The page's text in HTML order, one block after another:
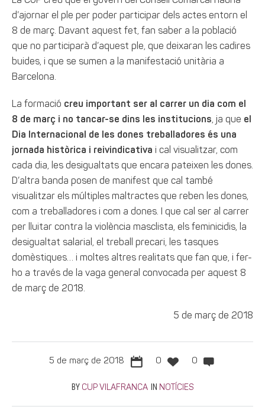
d’ajornar el ple per poder participar dels actes entorn el
8 de març. Davant aquest fet, fan saber a la població
que no participarà d’aquest ple, que deixaran les cadires
buides, i que se sumen a la manifestació unitària a
Barcelona.
La formació creu important ser al carrer un dia com el
8 de març i no tancar-se dins les institucions, ja que el
Dia Internacional de les dones treballadores és una
jornada històrica i reivindicativa i cal visualitzar, com
cada dia, les desigualtats que encara pateixen les dones.
D’altra banda posen de manifest que cal també
visualitzar els múltiples maltractes que reben les dones,
com a treballadores i com a dones. I que cal ser al carrer
per lluitar contra la violència masclista, els feminicidis, la
desigualtat salarial, el treball precari, les tasques
domèstiques… i moltes altres realitats que fan que, i fer-
ho a través de la vaga general convocada per aquest 8
de març de 2018.
5 de març de 2018
5 de març de 2018 0 0
BY CUP VILAFRANCA IN NOTÍCIES